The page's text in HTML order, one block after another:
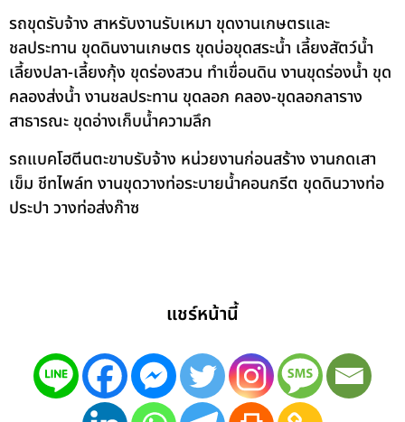
รถขุดรับจ้าง สาหรับงานรับเหมา ขุดงานเกษตรและ
ชลประทาน ขุดดินงานเกษตร ขุดบ่อขุดสระน้ำ เลี้ยงสัตว์น้ำ
เลี้ยงปลา-เลี้ยงกุ้ง ขุดร่องสวน ทำเขื่อนดิน งานขุดร่องน้ำ ขุด
คลองส่งน้ำ งานชลประทาน ขุดลอก คลอง-ขุดลอกลาราง
สาธารณะ ขุดอ่างเก็บน้ำความลึก
รถแบคโฮตีนตะขาบรับจ้าง หน่วยงานก่อนสร้าง งานกดเสา
เข็ม ชีทไพล์ท งานขุดวางท่อระบายน้ำคอนกรีต ขุดดินวางท่อ
ประปา วางท่อส่งก๊าซ
แชร์หน้านี้